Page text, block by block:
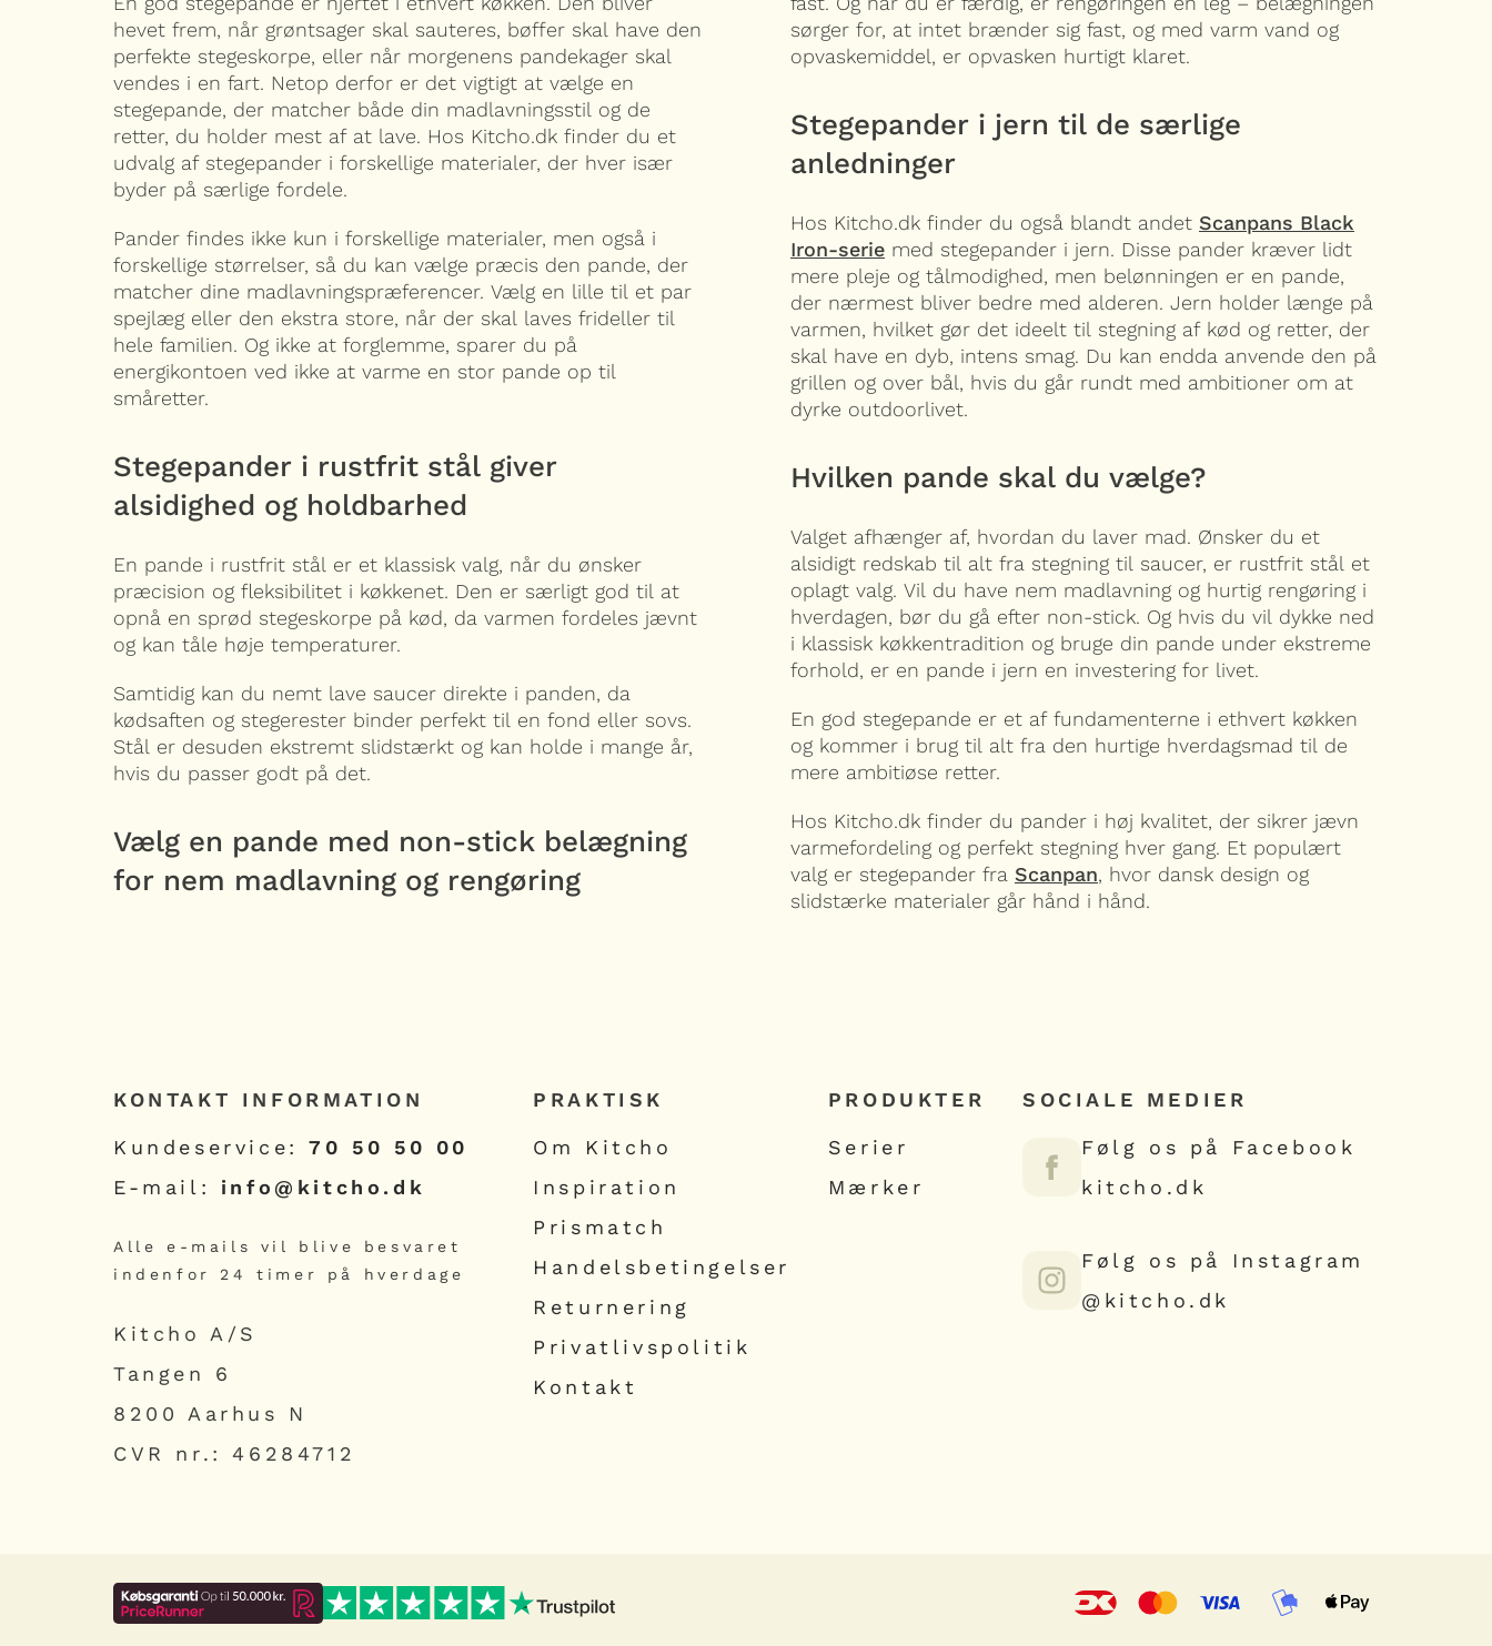
hevet frem, når grøntsager skal sauteres, bøffer skal have den
perfekte stegeskorpe, eller når morgenens pandekager skal
vendes i en fart. Netop derfor er det vigtigt at vælge en
stegepande, der matcher både din madlavningsstil og de
retter, du holder mest af at lave. Hos Kitcho.dk finder du et
udvalg af stegepander i forskellige materialer, der hver især
byder på særlige fordele.
Pander findes ikke kun i forskellige materialer, men også i
forskellige størrelser, så du kan vælge præcis den pande, der
matcher dine madlavningspræferencer. Vælg en lille til et par
spejlæg eller den ekstra store, når der skal laves frideller til
hele familien. Og ikke at forglemme, sparer du på
energikontoen ved ikke at varme en stor pande op til
småretter.
Stegepander i rustfrit stål giver
alsidighed og holdbarhed
En pande i rustfrit stål er et klassisk valg, når du ønsker
præcision og fleksibilitet i køkkenet. Den er særligt god til at
opnå en sprød stegeskorpe på kød, da varmen fordeles jævnt
og kan tåle høje temperaturer.
Samtidig kan du nemt lave saucer direkte i panden, da
kødsaften og stegerester binder perfekt til en fond eller sovs.
Stål er desuden ekstremt slidstærkt og kan holde i mange år,
hvis du passer godt på det.
Vælg en pande med non-stick belægning
for nem madlavning og rengøring
sørger for, at intet brænder sig fast, og med varm vand og
opvaskemiddel, er opvasken hurtigt klaret.
Stegepander i jern til de særlige
anledninger
Hos Kitcho.dk finder du også blandt andet Scanpans Black
Iron-serie med stegepander i jern. Disse pander kræver lidt
mere pleje og tålmodighed, men belønningen er en pande,
der nærmest bliver bedre med alderen. Jern holder længe på
varmen, hvilket gør det ideelt til stegning af kød og retter, der
skal have en dyb, intens smag. Du kan endda anvende den på
grillen og over bål, hvis du går rundt med ambitioner om at
dyrke outdoorlivet.
Hvilken pande skal du vælge?
Valget afhænger af, hvordan du laver mad. Ønsker du et
alsidigt redskab til alt fra stegning til saucer, er rustfrit stål et
oplagt valg. Vil du have nem madlavning og hurtig rengøring i
hverdagen, bør du gå efter non-stick. Og hvis du vil dykke ned
i klassisk køkkentradition og bruge din pande under ekstreme
forhold, er en pande i jern en investering for livet.
En god stegepande er et af fundamenterne i ethvert køkken
og kommer i brug til alt fra den hurtige hverdagsmad til de
mere ambitiøse retter.
Hos Kitcho.dk finder du pander i høj kvalitet, der sikrer jævn
varmefordeling og perfekt stegning hver gang. Et populært
valg er stegepander fra Scanpan, hvor dansk design og
slidstærke materialer går hånd i hånd.
KONTAKT INFORMATION
Kundeservice:70 50 50 00
E-mail: info@kitcho.dk
Alle e-mails vil blive besvaret
indenfor 24 timer på hverdage
Kitcho A/S
Tangen 6
8200 Aarhus N
CVR nr.: 46284712
PRAKTISK
Om Kitcho
Inspiration
Prismatch
Handelsbetingelser
Returnering
Privatlivspolitik
Kontakt
PRODUKTER
Serier
Mærker
SOCIALE MEDIER
Følg os på Facebook
kitcho.dk
Følg os på Instagram
@kitcho.dk